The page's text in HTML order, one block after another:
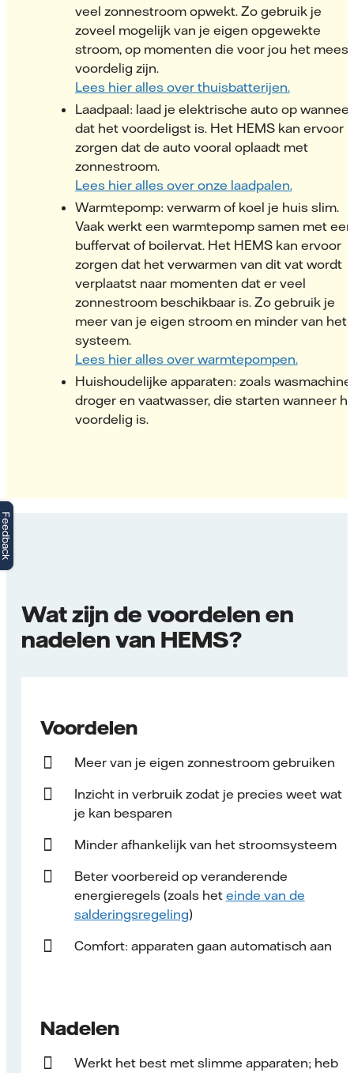
veel zonnestroom opwekt. Zo gebruik je
zoveel mogelijk van je eigen opgewekte
stroom, op momenten die voor jou het meest
voordelig zijn.
Lees hier alles over thuisbatterijen.
Laadpaal: laad je elektrische auto op wanneer
dat het voordeligst is. Het HEMS kan ervoor
zorgen dat de auto vooral oplaadt met
zonnestroom.
Lees hier alles over onze laadpalen.
Warmtepomp: verwarm of koel je huis slim.
Vaak werkt een warmtepomp samen met een
buffervat of boilervat. Het HEMS kan ervoor
zorgen dat het verwarmen van dit vat wordt
verplaatst naar momenten dat er veel
zonnestroom beschikbaar is. Zo gebruik je
meer van je eigen stroom en minder van het
systeem.
Lees hier alles over warmtepompen.
Huishoudelijke apparaten: zoals wasmachine,
droger en vaatwasser, die starten wanneer
voordelig is.
Wat zijn de voordelen en
nadelen van HEMS?
Voordelen
Meer van je eigen zonnestroom gebruiken
Inzicht in verbruik zodat je precies weet wat
je kan besparen
Minder afhankelijk van het stroomsysteem
Beter voorbereid op veranderende
energieregels (zoals het einde van de
salderingsregeling)
Comfort: apparaten gaan automatisch aan
Nadelen
Werkt het best met slimme apparaten; heb
Feedback